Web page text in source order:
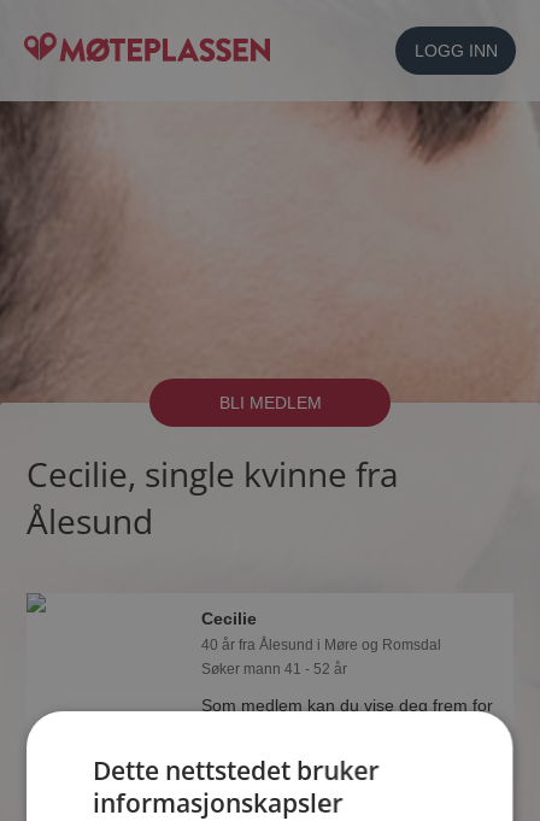
LOGG INN
BLI MEDLEM
Cecilie, single kvinne fra
Ålesund
Cecilie
40 år fra Ålesund i Møre og Romsdal
Søker mann 41 - 52 år
Som medlem kan du vise deg frem for
som synes du er interessant.
Dette nettstedet bruker
informasjonskapsler